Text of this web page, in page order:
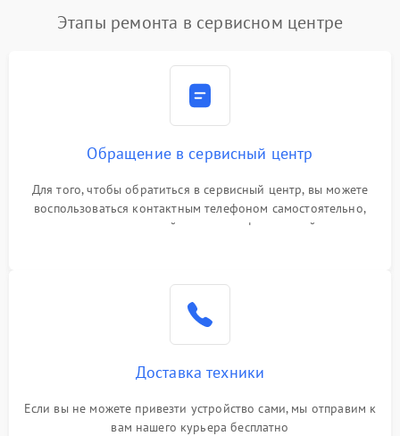
Этапы ремонта в сервисном центре
Обращение в сервисный центр
Для того, чтобы обратиться в сервисный центр, вы можете
воспользоваться контактным телефоном самостоятельно,
или оставить свой номер телефона на сайте
Доставка техники
Если вы не можете привезти устройство сами, мы отправим к
вам нашего курьера бесплатно